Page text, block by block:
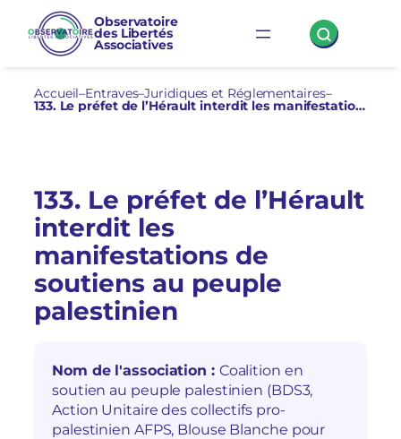
contenu
Observatoire
des Libertés
Associatives
Accueil–Entraves–Juridiques et Réglementaires–
133. Le préfet de l’Hérault interdit les manifestations de soutiens au peuple palestinien
133. Le préfet de l’Hérault
interdit les
manifestations de
soutiens au peuple
palestinien
Nom de l'association : Coalition en
soutien au peuple palestinien (BDS3,
Action Unitaire des collectifs pro-
palestinien AFPS, Blouse Blanche pour